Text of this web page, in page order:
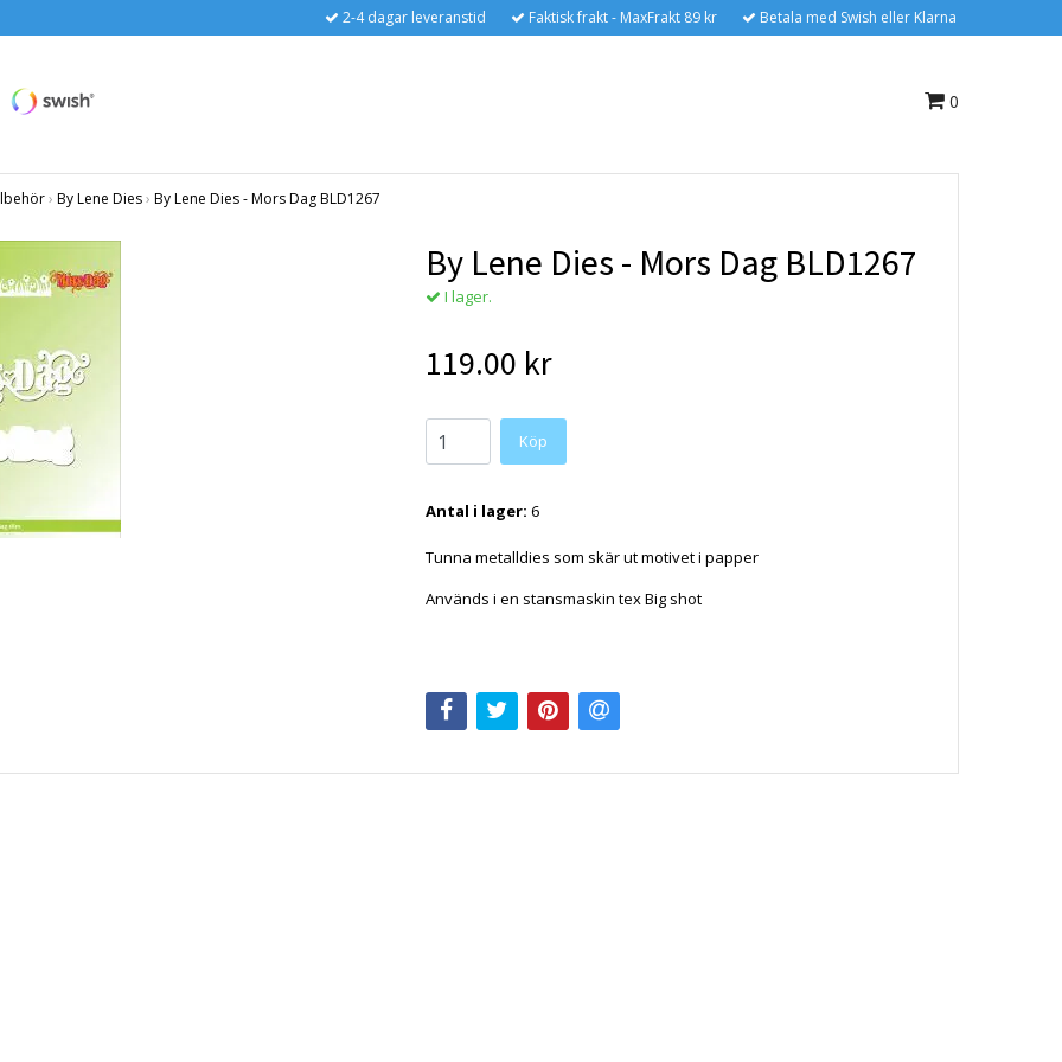
2-4 dagar leveranstid Faktisk frakt - MaxFrakt 89 kr Betala med Swish eller Klarna
0
› By Lene Dies› By Lene Dies - Mors Dag BLD1267
By Lene Dies - Mors Dag BLD1267
I lager.
119.00 kr
Antal i lager: 6
Tunna metalldies som skär ut motivet i papper
Används i en stansmaskin tex Big shot